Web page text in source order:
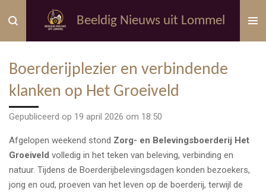
direct
naar
hoofdinhoud
Beeldig Nieuws uit Lommel
Boerderijplezier en verbindende
klanken op Het Groeiveld
Gepubliceerd op 19 april 2026 om 18:50
Afgelopen weekend stond Zorg- en Belevingsboerderij Het
Groeiveld volledig in het teken van beleving, verbinding en
natuur. Tijdens de Boerderijbelevingsdagen konden bezoekers,
jong en oud, proeven van het leven op de boerderij, terwijl de